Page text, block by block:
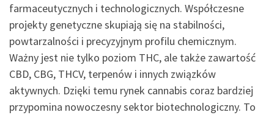
farmaceutycznych i technologicznych. Współczesne
projekty genetyczne skupiają się na stabilności,
powtarzalności i precyzyjnym profilu chemicznym.
Ważny jest nie tylko poziom THC, ale także zawartość
CBD, CBG, THCV, terpenów i innych związków
aktywnych. Dzięki temu rynek cannabis coraz bardziej
przypomina nowoczesny sektor biotechnologiczny. To